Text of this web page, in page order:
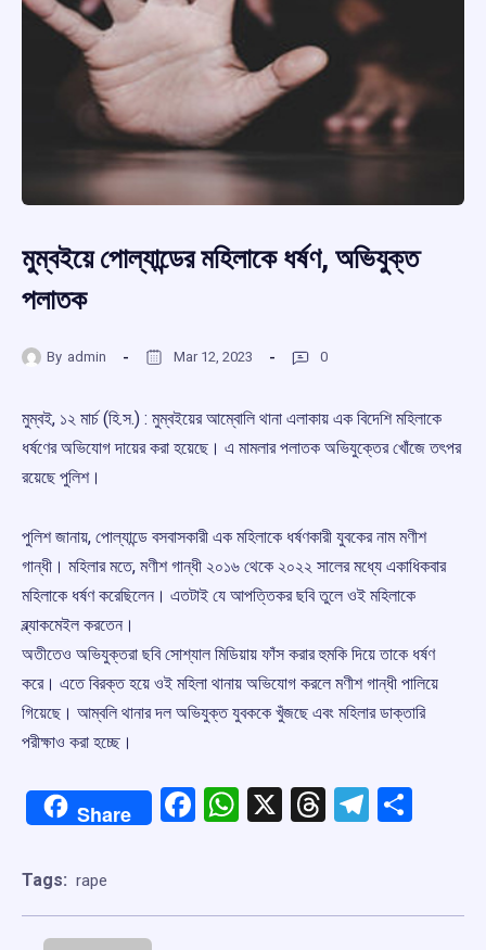
মুম্বইয়ে পোল্যান্ডের মহিলাকে ধর্ষণ, অভিযুক্ত
পলাতক
By admin Mar 12, 2023 0
মুম্বই, ১২ মার্চ (হি.স.) : মুম্বইয়ের আম্বোলি থানা এলাকায় এক বিদেশি মহিলাকে
ধর্ষণের অভিযোগ দায়ের করা হয়েছে। এ মামলার পলাতক অভিযুক্তের খোঁজে তৎপর
রয়েছে পুলিশ।
পুলিশ জানায়, পোল্যান্ডে বসবাসকারী এক মহিলাকে ধর্ষণকারী যুবকের নাম মণীশ
গান্ধী। মহিলার মতে, মণীশ গান্ধী ২০১৬ থেকে ২০২২ সালের মধ্যে একাধিকবার
মহিলাকে ধর্ষণ করেছিলেন। এতটাই যে আপত্তিকর ছবি তুলে ওই মহিলাকে
ব্ল্যাকমেইল করতেন।
অতীতেও অভিযুক্তরা ছবি সোশ্যাল মিডিয়ায় ফাঁস করার হুমকি দিয়ে তাকে ধর্ষণ
করে। এতে বিরক্ত হয়ে ওই মহিলা থানায় অভিযোগ করলে মণীশ গান্ধী পালিয়ে
গিয়েছে। আম্বলি থানার দল অভিযুক্ত যুবককে খুঁজছে এবং মহিলার ডাক্তারি
পরীক্ষাও করা হচ্ছে।
Share Facebook
WhatsApp
X Threads
Tags: rape